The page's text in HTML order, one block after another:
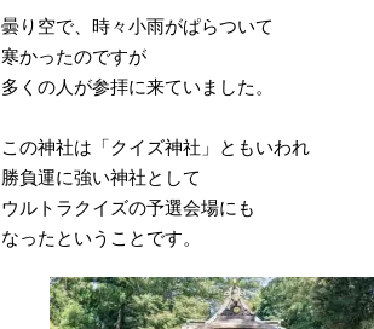
曇り空で、時々小雨がぱらついて
寒かったのですが
多くの人が参拝に来ていました。
この神社は「クイズ神社」ともいわれ
勝負運に強い神社として
ウルトラクイズの予選会場にも
なったということです。